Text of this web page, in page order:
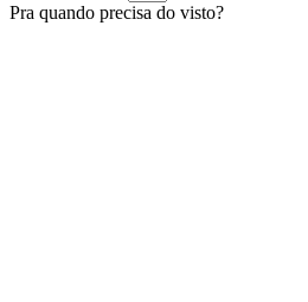
Pra quando precisa do visto?